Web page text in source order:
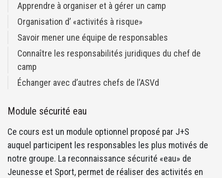
Apprendre à organiser et à gérer un camp
Organisation d’ «activités à risque»
Savoir mener une équipe de responsables
Connaître les responsabilités juridiques du chef de
camp
Échanger avec d’autres chefs de l’ASVd
Module sécurité eau
Ce cours est un module optionnel proposé par J+S
auquel participent les responsables les plus motivés de
notre groupe. La reconnaissance sécurité «eau» de
Jeunesse et Sport, permet de réaliser des activités en